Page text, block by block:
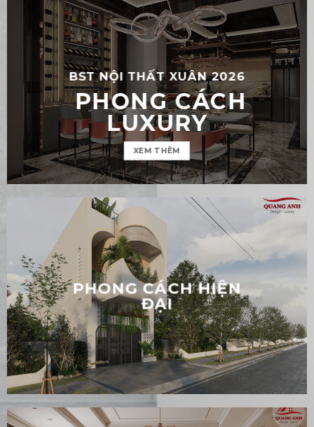
Tại Quận 4, Quang Anh Decor đã thực hiện dự
án thiết kế phòng ngủ...
BST NỘI THẤT XUÂN 2026
PHONG CÁCH
LUXURY
XEM THÊM
PHONG CÁCH HIỆN
ĐẠI